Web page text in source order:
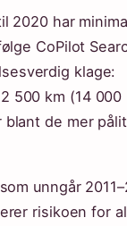
2020 har
CoPilot
klage:
500 km (14 000
de mer
unngår
risikoen for